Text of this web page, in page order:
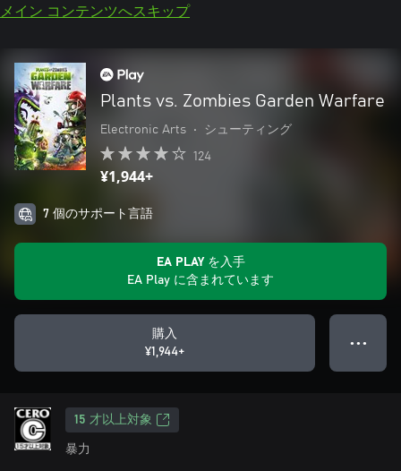
メイン コンテンツへスキップ
Plants vs. Zombies Garden Warfare
Electronic Arts • シューティング
124
¥1,944+
7 個のサポート言語
EA PLAY を入手
EA Play に含まれています
購入
¥1,944+
● ● ●
15 才以上対象
暴力